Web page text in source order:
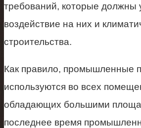
требований, которые должны
воздействие на них и
строительства.
Как правило, промышленные
используются во всех
обладающих большими
последнее время